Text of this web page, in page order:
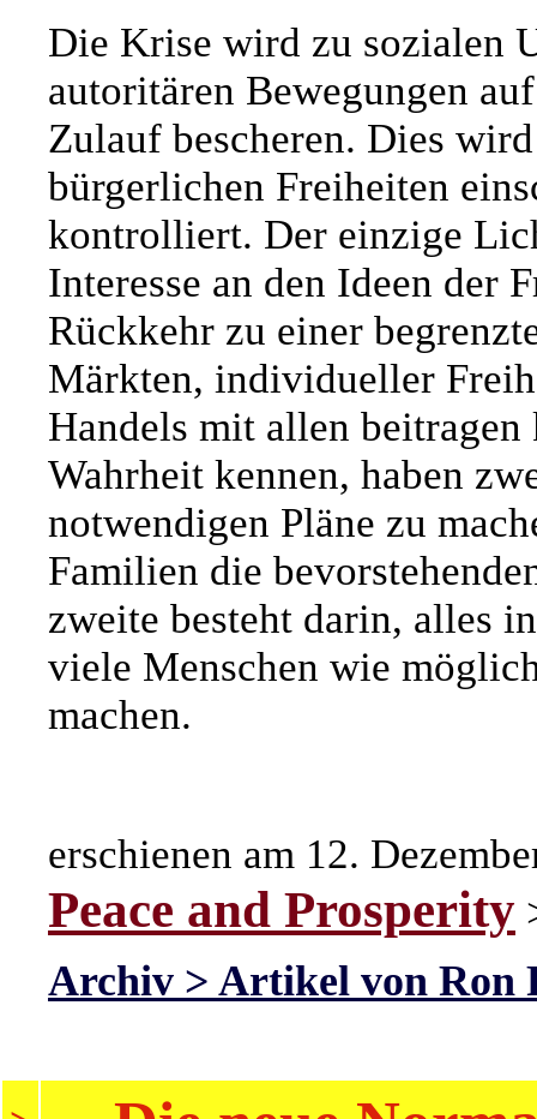
Die Krise wird zu sozialen
autoritären Bewegungen
Zulauf bescheren. Dies
bürgerlichen Freiheiten
kontrolliert. Der einzige
Interesse an den Ideen der
Rückkehr zu einer
Märkten, individueller
Handels mit allen
Wahrheit kennen, haben
notwendigen Pläne zu
Familien die
zweite besteht darin, alles
viele Menschen wie
machen.
erschienen am 12.
Peace and Prosperity
Archiv > Artikel von Ron